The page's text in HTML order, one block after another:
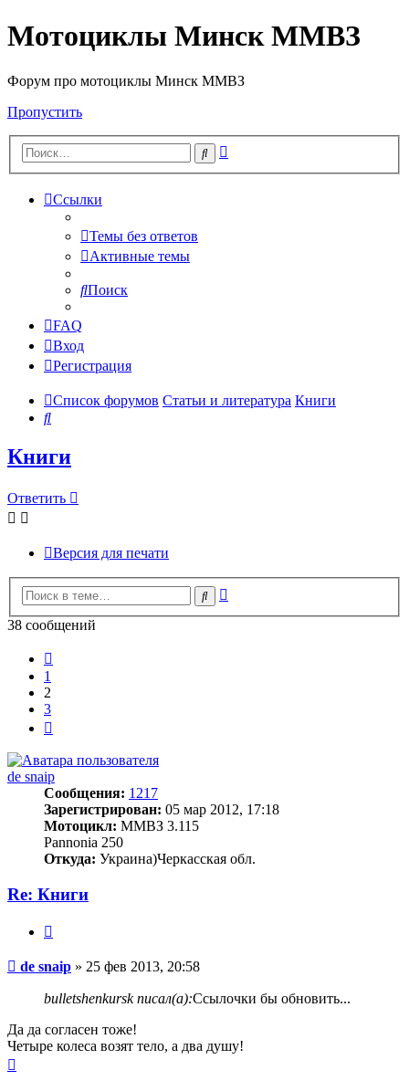
Мотоциклы Минск ММВЗ
Форум про мотоциклы Минск ММВЗ
Пропустить
Поиск
Ссылки
Темы без ответов
Активные темы
Поиск
FAQ
Вход
Регистрация
Список форумов Статьи и литература Книги
Поиск
Книги
Ответить
Версия для печати
Поиск
38 сообщений
1
2
3
de snaip
Сообщения: 1217
Зарегистрирован: 05 мар 2012, 17:18
Мотоцикл: ММВЗ 3.115
Pannonia 250
Откуда: Украина)Черкасская обл.
Re: Книги
Сообщение
de snaip » 25 фев 2013, 20:58
bulletshenkursk писал(а):Ссылочки бы обновить...
Да да согласен тоже!
Четыре колеса возят тело, а два душу!